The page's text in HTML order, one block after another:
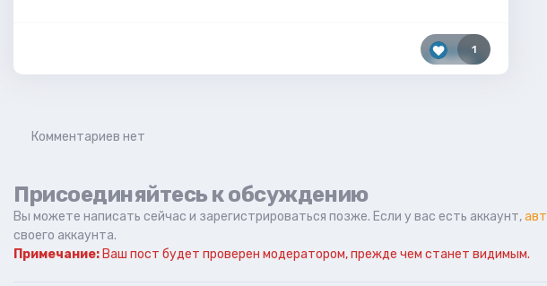
1
Комментариев нет
Присоединяйтесь к обсуждению
Вы можете написать сейчас и зарегистрироваться позже. Если у вас есть аккаунт,
своего аккаунта.
Примечание: Ваш пост будет проверен модератором, прежде чем станет видимым.